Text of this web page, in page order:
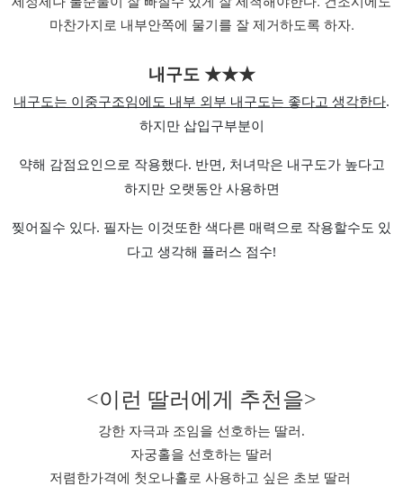
마찬가지로 내부안쪽에 물기를 잘 제거하도록 하자.
내구도 ★★★
내구도는 이중구조임에도 내부 외부 내구도는 좋다고 생각한다.
하지만 삽입구부분이
약해 감점요인으로 작용했다. 반면, 처녀막은 내구도가 높다고
하지만 오랫동안 사용하면
찢어질수 있다. 필자는 이것또한 색다른 매력으로 작용할수도 있
다고 생각해 플러스 점수!
<이런 딸러에게 추천을>
강한 자극과 조임을 선호하는 딸러.
자궁홀을 선호하는 딸러
저렴한가격에 첫오나홀로 사용하고 싶은 초보 딸러